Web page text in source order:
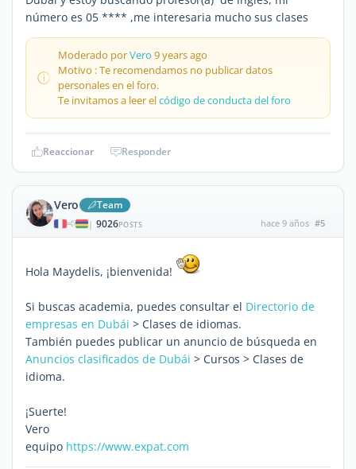
número es 05 **** ,me interesaria mucho sus clases
Moderado porVero 9 years ago
Motivo : Te recomendamos no publicar datos
personales en el foro.
Te invitamos a leer elcódigo de conducta del foro
Reaccionar Responder
Vero Team
| 9026POSTS hace 9 años #5
Hola Maydelis, ¡bienvenida!
Si buscas academia, puedes consultar el Directorio de
empresas en Dubái > Clases de idiomas.
También puedes publicar un anuncio de búsqueda en
Anuncios clasificados de Dubái > Cursos > Clases de
idioma.
¡Suerte!
Vero
equipo https://www.expat.com